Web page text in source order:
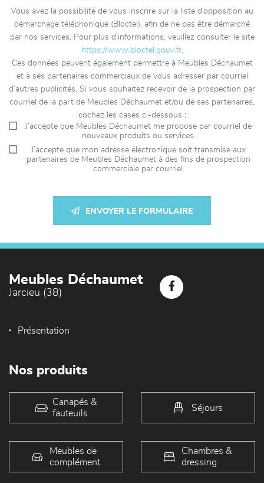
Vous avez la possibilité de vous inscrire sur la liste d’opposition au
démarchage téléphonique (Bloctel), afin de ne pas être démarché
par nos services. Pour plus d’informations, veuillez consulter le site
https://www.bloctel.gouv.fr.
Ces données peuvent également permettre à Meubles Déchaumet
et à ses partenaires commerciaux de vous adresser par courriel
d’autres publicités. Si vous souhaitez recevoir de la prospection par
courriel de la part de Meubles Déchaumet et/ou de ses partenaires,
cochez les cases ci-dessous :
J’accepte que Meubles Déchaumet me propose par courriel de
nouveaux produits ou services.
J’accepte que mon adresse électronique soit transmise aux
partenaires de Meubles Déchaumet à des fins de prospection
commerciale par courriel.
ENVOYER LE FORMULAIRE
Meubles Déchaumet
Jarcieu (38)
Présentation
Nos produits
Canapés &
fauteuils
Séjours
Meubles de
complément
Chambres &
dressing